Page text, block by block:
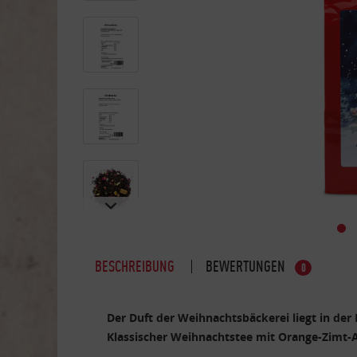
BESCHREIBUNG BEWERTUNGEN 0
Der Duft der Weihnachtsbäckerei liegt in der
Klassischer Weihnachtstee mit Orange-Zimt-